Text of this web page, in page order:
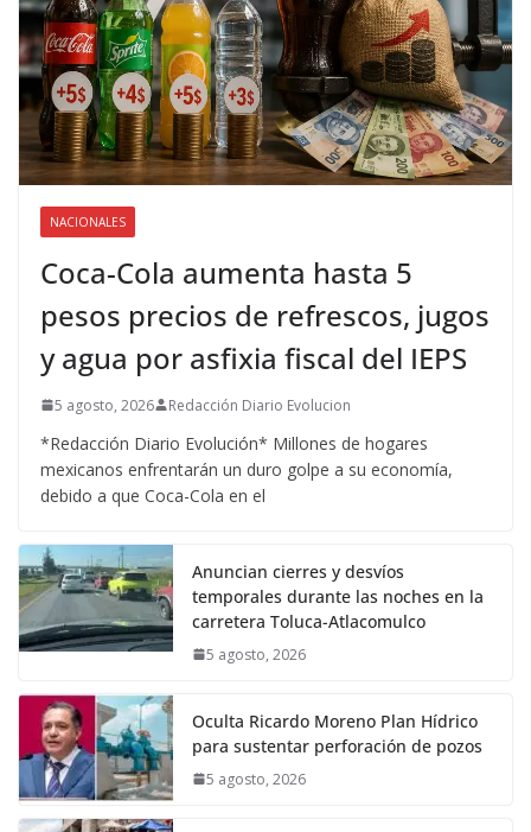
NACIONALES
Coca-Cola aumenta hasta 5
pesos precios de refrescos, jugos
y agua por asfixia fiscal del IEPS
5 agosto, 2026 Redacción Diario Evolucion
*Redacción Diario Evolución* Millones de hogares
mexicanos enfrentarán un duro golpe a su economía,
debido a que Coca-Cola en el
Anuncian cierres y desvíos
temporales durante las noches en la
carretera Toluca-Atlacomulco
5 agosto, 2026
Oculta Ricardo Moreno Plan Hídrico
para sustentar perforación de pozos
5 agosto, 2026